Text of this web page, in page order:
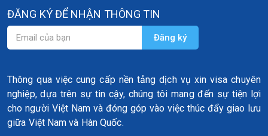
ĐĂNG KÝ ĐỂ NHẬN THÔNG TIN
Thông qua việc cung cấp nền tảng dịch vụ xin visa chuyên
nghiệp, dựa trên sự tin cậy, chúng tôi mang đến sự tiện lợi
cho người Việt Nam và đóng góp vào việc thúc đẩy giao lưu
giữa Việt Nam và Hàn Quốc.